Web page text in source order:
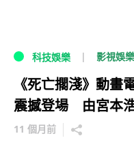
科技娛樂 影視娛樂
《死亡擱淺》動
震撼登場 由宮本
11 個月前